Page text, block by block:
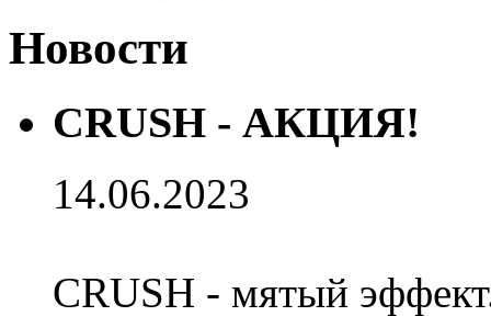
Новости
CRUSH - АКЦИЯ!
14.06.2023
CRUSH - мятый